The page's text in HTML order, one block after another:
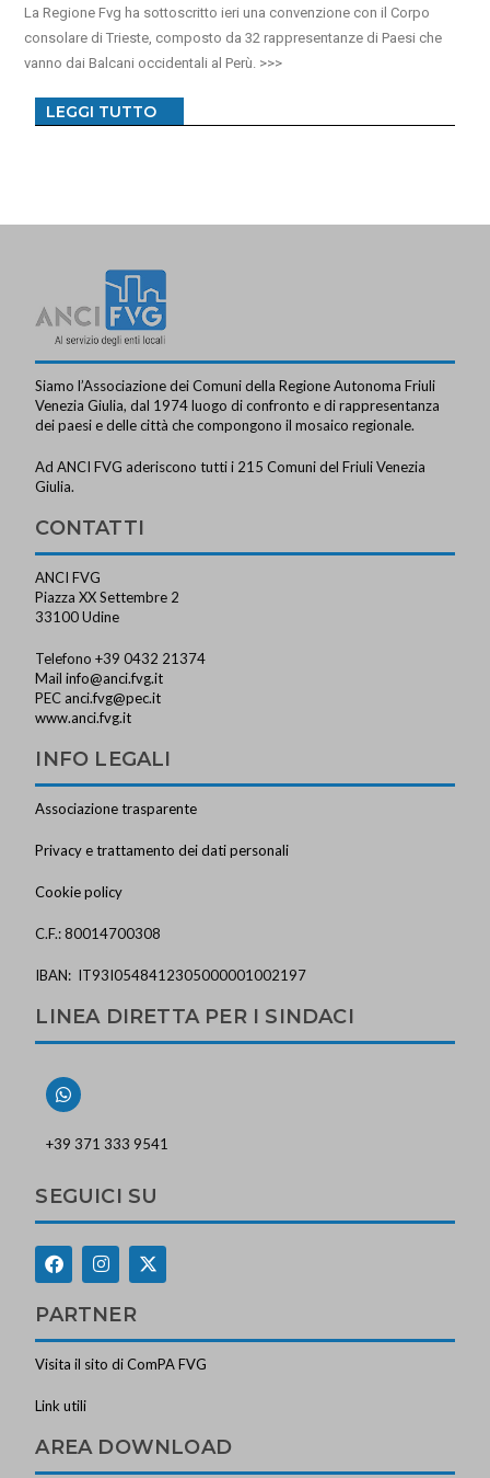
La Regione Fvg ha sottoscritto ieri una convenzione con il Corpo
consolare di Trieste, composto da 32 rappresentanze di Paesi che
vanno dai Balcani occidentali al Perù.
LEGGI TUTTO
Siamo l’Associazione dei Comuni della Regione Autonoma Friuli
Venezia Giulia, dal 1974 luogo di confronto e di rappresentanza
dei paesi e delle città che compongono il mosaico regionale.
Ad ANCI FVG aderiscono tutti i 215 Comuni del Friuli Venezia
Giulia.
CONTATTI
ANCI FVG
Piazza XX Settembre 2
33100 Udine
Telefono +39 0432 21374
Mailinfo@anci.fvg.it
PEC anci.fvg@pec.it
www.anci.fvg.it
INFO LEGALI
Associazione trasparente
Privacy e trattamento dei dati personali
Cookie policy
C.F.: 80014700308
IBAN: IT93I0548412305000001002197
LINEA DIRETTA PER I SINDACI
+39 371 333 9541
SEGUICI SU
PARTNER
Visita il sito di ComPA FVG
Link utili
AREA DOWNLOAD